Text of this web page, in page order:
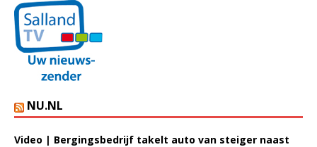
NU.NL
Video | Bergingsbedrijf takelt auto van steiger naast